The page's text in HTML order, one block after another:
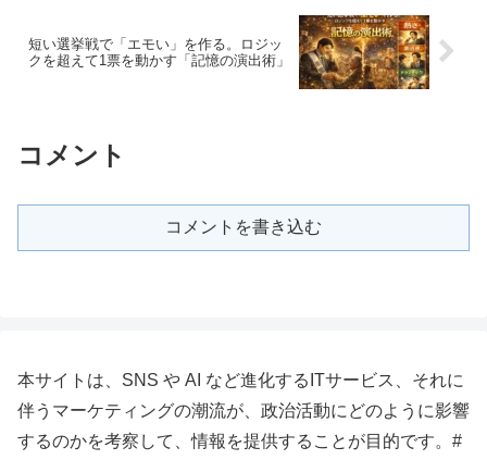
短い選挙戦で「エモい」を作る。ロジッ
クを超えて1票を動かす「記憶の演出術」
コメント
コメントを書き込む
本サイトは、SNS や AI など進化するITサービス、それに
伴うマーケティングの潮流が、政治活動にどのように影響
するのかを考察して、情報を提供することが目的です。#